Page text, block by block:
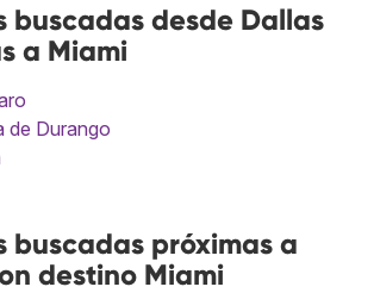
buscadas desde Dallas
a Miami
de Durango
buscadas próximas a
destino Miami